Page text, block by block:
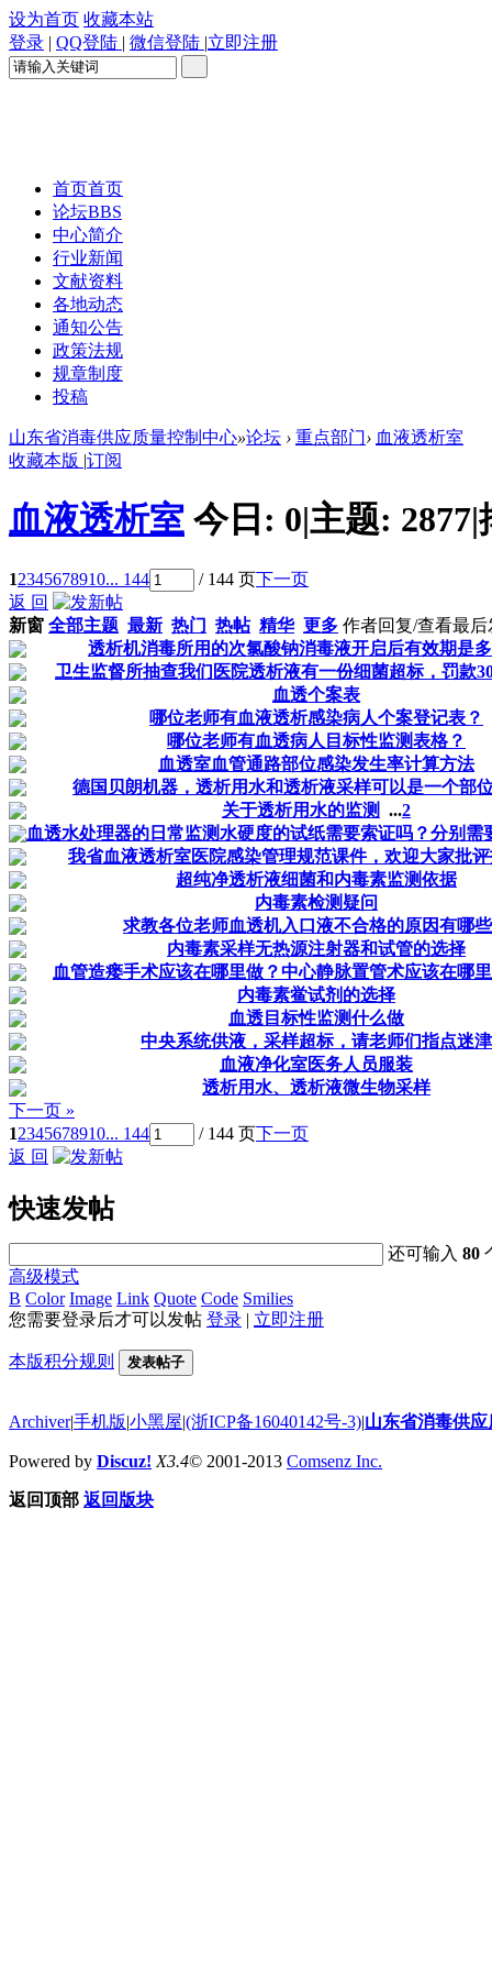
设为首页 收藏本站
登录 | QQ登陆 | 微信登陆 |立即注册
首页首页
论坛BBS
中心简介
行业新闻
文献资料
各地动态
通知公告
政策法规
规章制度
投稿
山东省消毒供应质量控制中心»论坛 › 重点部门› 血液透析室
收藏本版 |订阅
血液透析室 今日: 0|主题: 2877|
12345678910... 144 / 144 页下一页
返 回
新窗 全部主题 最新 热门 热帖 精华 更多 作者回复/查看最后
透析机消毒所用的次氯酸钠消毒液开启后有效期是
卫生监督所抽查我们医院透析液有一份细菌超标，罚款
血透个案表
哪位老师有血液透析感染病人个案登记表？
哪位老师有血透病人目标性监测表格？
血透室血管通路部位感染发生率计算方法
德国贝朗机器，透析用水和透析液采样可以是一个部
关于透析用水的监测
...2
血透水处理器的日常监测水硬度的试纸需要索证吗？分别需
我省血液透析室医院感染管理规范课件，欢迎大家批
超纯净透析液细菌和内毒素监测依据
内毒素检测疑问
求教各位老师血透机入口液不合格的原因有哪
内毒素采样无热源注射器和试管的选择
血管造瘘手术应该在哪里做？中心静脉置管术应该在哪
内毒素鲎试剂的选择
血透目标性监测什么做
中央系统供液，采样超标，请老师们指点迷津
血液净化室医务人员服装
透析用水、透析液微生物采样
下一页 »
12345678910... 144 / 144 页下一页
返 回
快速发帖
还可输入80
高级模式
B Color Image Link Quote Code Smilies
您需要登录后才可以发帖 登录 | 立即注册
本版积分规则 发表帖子
Archiver|手机版|小黑屋|(浙ICP备16040142号-3)|山东省消毒供
Powered by Discuz! X3.4© 2001-2013 Comsenz Inc.
返回顶部 返回版块